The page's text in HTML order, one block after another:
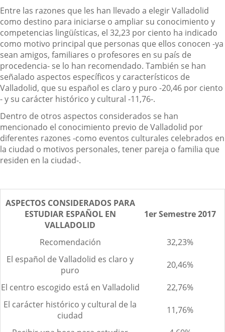
Entre las razones que les han llevado a elegir Valladolid
como destino para iniciarse o ampliar su conocimiento y
competencias lingüísticas, el 32,23 por ciento ha indicado
como motivo principal que personas que ellos conocen -ya
sean amigos, familiares o profesores en su país de
procedencia- se lo han recomendado. También se han
señalado aspectos específicos y característicos de
Valladolid, que su español es claro y puro -20,46 por ciento
- y su carácter histórico y cultural -11,76-.
Dentro de otros aspectos considerados se han
mencionado el conocimiento previo de Valladolid por
diferentes razones -como eventos culturales celebrados en
la ciudad o motivos personales, tener pareja o familia que
residen en la ciudad-.
ASPECTOS CONSIDERADOS PARA
ESTUDIAR ESPAÑOL EN
VALLADOLID
1er Semestre 2017
Recomendación
32,23%
El español de Valladolid es claro y
puro
20,46%
El centro escogido está en Valladolid
22,76%
El carácter histórico y cultural de la
ciudad
11,76%